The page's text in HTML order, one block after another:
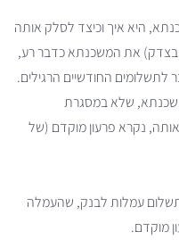
היא איך וכיצד לסלק אותה
בצדק) את המשכנתא כדבר רע,
לתשלומים החודשיים הרגילים.
שלא במסגרת
נקרא פרעון מוקדם (של
עמלות לבנק, שהעמלה
מוקדם.